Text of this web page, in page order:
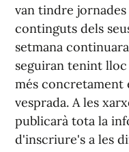
van tindre
continguts dels
setmana
seguiran tenint lloc
més concretament
vesprada. A les
publicarà tota la
d'inscriure's a les